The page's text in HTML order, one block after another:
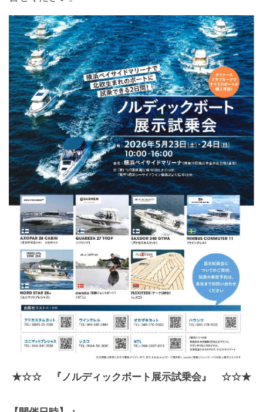
★☆☆ 『ノルディックボート展示試乗会』 ☆☆★